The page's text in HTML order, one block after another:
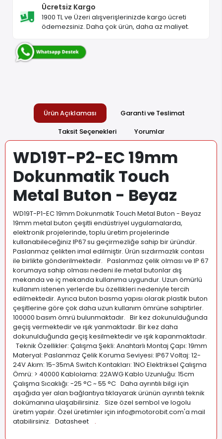
Ücretsiz Kargo
1900 TL ve Üzeri alışverişlerinizde kargo ücreti
ödemezsiniz. Daha çok ürün, daha az maliyet.
Ürün Açıklaması
Garanti ve Teslimat
Taksit Seçenekleri
Yorumlar
WD19T-P2-EC 19mm
Dokunmatik Touch
Metal Buton - Beyaz
WD19T-P1-EC 19mm Dokunmatik Touch Metal Buton - Beyaz
19mm metal buton çeşitli endüstriyel uygulamalarda,
elektronik projelerinde, toplu üretim projelerinde
kullanabileceğiniz IP67 su geçirmezliğe sahip bir üründür.
Paslanmaz çelikten imal edilmiştir. Ürün sızdırmazlık contası
ile birlikte gönderilmektedir. Paslanmaz çelik olması ve IP 67
korumaya sahip olması nedeni ile metal butonlar dış
mekanda ve iç mekanda kullanıma uygundur. Uzun ömürlü
kullanım istenen yerlerde bu özellikleri nedeniyle tercih
edilmektedir. Ayrıca buton basma yapısı olarak plastik buton
çeşitlerine göre çok daha uzun kullanım ömrüne sahiptirler.
100000 basım ömrü bulunmaktadır. Bir kez dokunulduğunda
geçiş vermektedir ve ışık yanmaktadır. Bir kez daha
dokunulduğunda geçiş kesilmektedir ve ışık kapanmaktadır.
Teknik Özellikler: Çalışma Şekli: Anahtarlı Montaj Çapı: 19mm
Materyal: Paslanmaz Çelik Koruma Seviyesi: IP67 Voltaj: 12-
24V Akım: 15-35mA Switch Kontakları: 1NO Elektriksel Çalışma
Ömrü: > 40000 Kablolama: 22AWG Kablo Uzunluğu: 15cm
Çalışma Sıcaklığı: -25 °C ~ 55 °C Daha ayrıntılı bilgi için
aşağıda yer alan bağlantıya tıklayarak ürünün ayrıntılı teknik
dokümanına ulaşabilirsiniz. Size özel sembol ve logolu
üretim yapılır. Özel üretimler için info@motorobit.com'a mail
atabilirsiniz. Datasheet .